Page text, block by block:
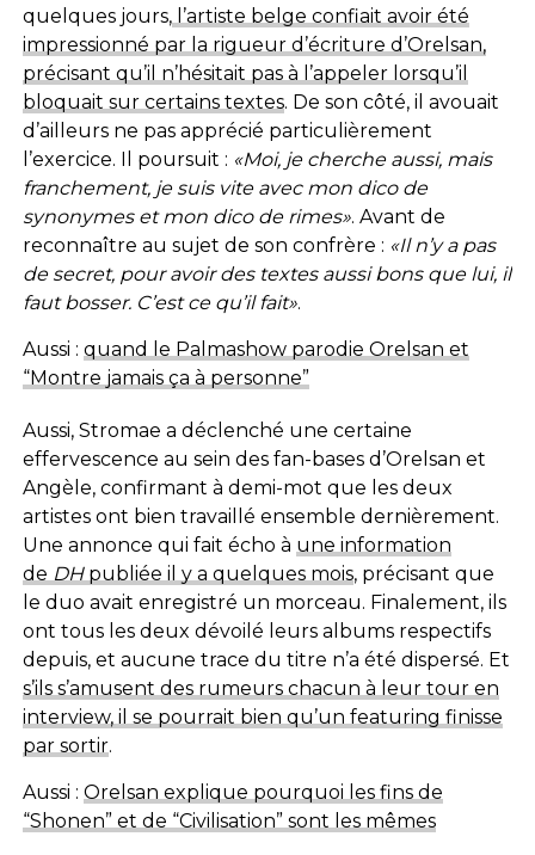
quelques jours,l’artiste belge confiait avoir été
impressionné par la rigueur d’écriture d’Orelsan,
précisant qu’il n’hésitait pas à l’appeler lorsqu’il
bloquait sur certains textes. De son côté, il avouait
d’ailleurs ne pas apprécié particulièrement
l’exercice. Il poursuit : «Moi, je cherche aussi, mais
franchement, je suis vite avec mon dico de
synonymes et mon dico de rimes». Avant de
reconnaître au sujet de son confrère : «Il n’y a pas
de secret, pour avoir des textes aussi bons que lui, il
faut bosser. C’est ce qu’il fait».
Aussi : quand le Palmashow parodie Orelsan et
“Montre jamais ça à personne”
Aussi, Stromae a déclenché une certaine
effervescence au sein des fan-bases d’Orelsan et
Angèle, confirmant à demi-mot que les deux
artistes ont bien travaillé ensemble dernièrement.
Une annonce qui fait écho à une information
de DHpubliée il y a quelques mois, précisant que
le duo avait enregistré un morceau. Finalement, ils
ont tous les deux dévoilé leurs albums respectifs
depuis, et aucune trace du titre n’a été dispersé. Et
s’ils s’amusent des rumeurs chacun à leur tour en
interview, il se pourrait bien qu’un featuring finisse
par sortir.
Aussi : Orelsan explique pourquoi les fins de
“Shonen” et de “Civilisation” sont les mêmes